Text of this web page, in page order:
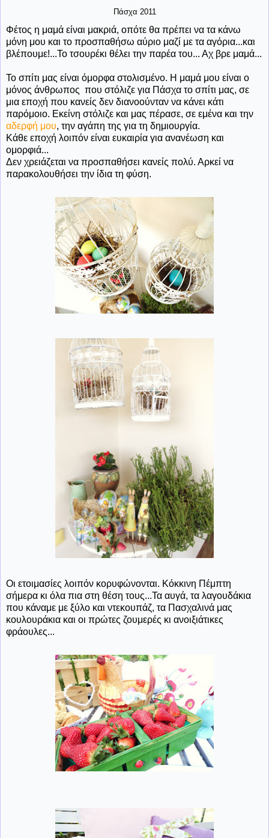
Πάσχα 2011
Φέτος η μαμά είναι μακριά, οπότε θα πρέπει να τα κάνω
μόνη μου και το προσπαθήσω αύριο μαζί με τα αγόρια...και
βλέπουμε!...Το τσουρέκι θέλει την παρέα του... Αχ βρε μαμά...
Το σπίτι μας είναι όμορφα στολισμένο. Η μαμά μου είναι ο
μόνος άνθρωπος που στόλιζε για Πάσχα το σπίτι μας, σε
μια εποχή που κανείς δεν διανοούνταν να κάνει κάτι
παρόμοιο. Εκείνη στόλιζε και μας πέρασε, σε εμένα και την
αδερφή μου, την αγάπη της για τη δημιουργία.
Κάθε εποχή λοιπόν είναι ευκαιρία για ανανέωση και
ομορφιά...
Δεν χρειάζεται να προσπαθήσει κανείς πολύ. Αρκεί να
παρακολουθήσει την ίδια τη φύση.
Οι ετοιμασίες λοιπόν κορυφώνονται. Κόκκινη Πέμπτη
σήμερα κι όλα πια στη θέση τους...Τα αυγά, τα λαγουδάκια
που κάναμε με ξύλο και ντεκουπάζ, τα Πασχαλινά μας
κουλουράκια και οι πρώτες ζουμερές κι ανοιξιάτικες
φράουλες...